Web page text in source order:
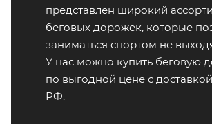
представлен широкий
беговых дорожек, которые
заниматься спортом не
У нас можно купить беговую
по выгодной цене с
РФ.